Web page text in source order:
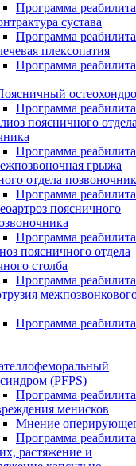
Программа
сустава
Программа
плексопатия
Программа
Программа
поясничного отдела
Программа
грыжа
отдела
Программа
поясничного
Программа
поясничного отдела
столба
Программа
Программа
(PFPS)
Программа
менисков
Мнение
Программа
растяжение и